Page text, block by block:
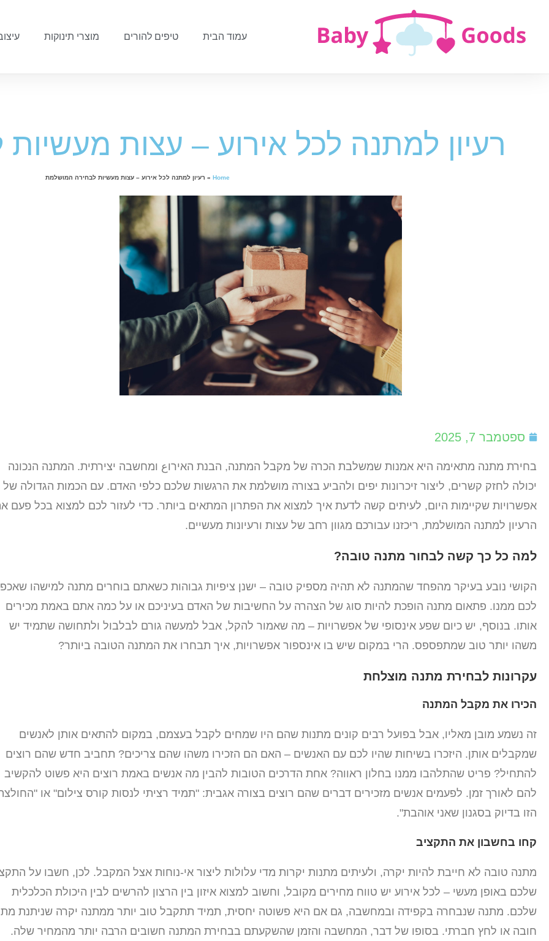
עמוד הבית טיפים להורים מוצרי תינוקות
רעיון למתנה לכל אירוע – עצות
Home
» רעיון למתנה לכל אירוע – עצות מעשיות לבחירה המושלמת
ספטמבר 7, 2025
בחירת מתנה מתאימה היא אמנות שמשלבת הכרה של מקבל המתנה, הבנת האירוع ומחשבה יצירתית. המתנה הנכונה
יכולה לחזק קשרים, ליצור זיכרונות יפים ולהביע בצורה מושלמת את הרגשות שלכם כלפי האדם. עם הכמות הגדולה של
אפשרויות שקיימות היום, לעיתים קשה לדעת איך למצוא את הפתרון המתאים ביותר. כדי לעזור לכם למצוא בכל פעם
הרעיון למתנה המושלמת, ריכזנו עבורכם מגוון רחב של עצות ורעיונות מעשיים.
למה כל כך קשה לבחור מתנה טובה?
הקושי נובע בעיקר מהפחד שהמתנה לא תהיה מספיק טובה – ישנן ציפיות גבוהות כשאתם בוחרים מתנה למישהו
לכם ממנו. פתאום מתנה הופכת להיות סוג של הצהרה על החשיבות של האדם בעיניכם או על כמה אתם באמת מכירים
אותו. בנוסף, יש כיום שפע אינסופי של אפשרויות – מה שאמור להקל, אבל למעשה גורם לבלבול ולתחושה שתמיד יש
משהו יותר טוב שמתפספס. הרי במקום שיש בו אינספור אפשרויות, איך תבחרו את המתנה הטובה ביותר?
עקרונות לבחירת מתנה מוצלחת
הכירו את מקבל המתנה
זה נשמע מובן מאליו, אבל בפועל רבים קונים מתנות שהם היו שמחים לקבל בעצמם, במקום להתאים אותן לאנשים
שמקבלים אותן. היזכרו בשיחות שהיו לכם עם האנשים – האם הם הזכירו משהו שהם צריכים? תחביב חדש שהם רוצים
להתחיל? פריט שהתלהבו ממנו בחלון ראווה? אחת הדרכים הטובות להבין מה אנשים באמת רוצים היא פשוט להקשיב
להם לאורך זמן. לפעמים אנשים מזכירים דברים שהם רוצים בצורה אגבית: "תמיד רציתי לנסות קורס צילום" או
הזו בדיוק בסגנון שאני אוהבת".
קחו בחשבון את התקציב
מתנה טובה לא חייבת להיות יקרה, ולעיתים מתנות יקרות מדי עלולות ליצור אי-נוחות אצל המקבל. לכן, חשבו על
שלכם באופן מעשי – לכל אירוע יש טווח מחירים מקובל, וחשוב למצוא איזון בין הרצון להרשים לבין היכולת הכלכלית
שלכם. מתנה שנבחרה בקפידה ובמחשבה, גם אם היא פשוטה יחסית, תמיד תתקבל טוב יותר ממתנה יקרה שניתנת
חובה או לחץ חברתי. בסופו של דבר, המחשבה והזמן שהשקעתם בבחירת המתנה חשובים הרבה יותר מהמחיר שלה.